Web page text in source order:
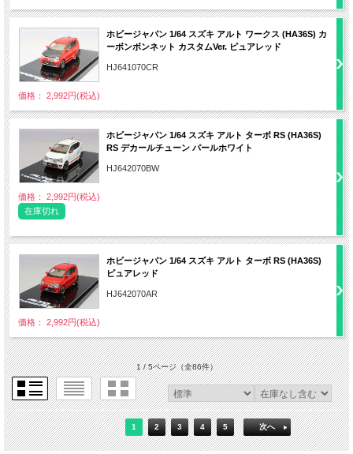
ホビージャパン 1/64 スズキ アルト ワークス (HA36S) カ
ーボンボンネット カスタムVer. ピュアレッド
HJ641070CR
価格： 2,992円(税込)
ホビージャパン 1/64 スズキ アルト ターボ RS (HA36S)
RS デカールチューン パールホワイト
HJ642070BW
価格： 2,992円(税込)
在庫切れ
ホビージャパン 1/64 スズキ アルト ターボ RS (HA36S)
ピュアレッド
HJ642070AR
価格： 2,992円(税込)
1 / 5ページ（全86件）
1 2 3 4 5 次へ